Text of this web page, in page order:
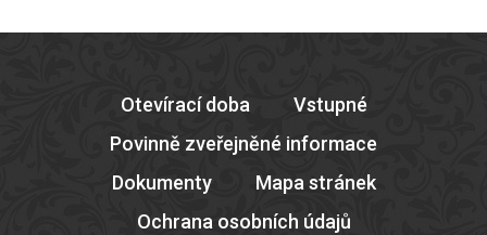
Otevírací doba
Vstupné
Povinně zveřejněné informace
Dokumenty
Mapa stránek
Ochrana osobních údajů